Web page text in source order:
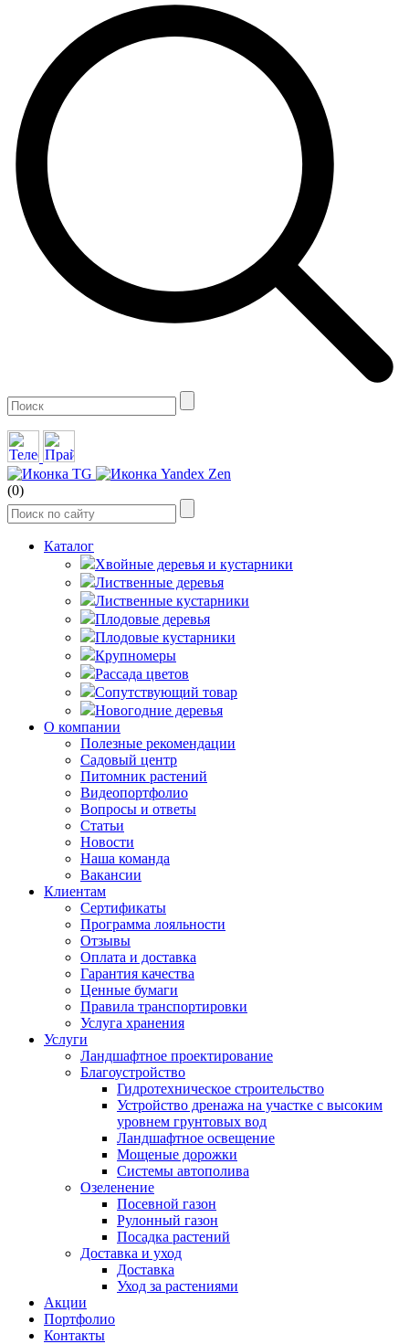
(0)
Каталог
Хвойные деревья и кустарники
Лиственные деревья
Лиственные кустарники
Плодовые деревья
Плодовые кустарники
Крупномеры
Рассада цветов
Сопутствующий товар
Новогодние деревья
О компании
Полезные рекомендации
Садовый центр
Питомник растений
Видеопортфолио
Вопросы и ответы
Статьи
Новости
Наша команда
Вакансии
Клиентам
Сертификаты
Программа лояльности
Отзывы
Оплата и доставка
Гарантия качества
Ценные бумаги
Правила транспортировки
Услуга хранения
Услуги
Ландшафтное проектирование
Благоустройство
Гидротехническое строительство
Устройство дренажа на участке с высоким
уровнем грунтовых вод
Ландшафтное освещение
Мощеные дорожки
Системы автополива
Озеленение
Посевной газон
Рулонный газон
Посадка растений
Доставка и уход
Доставка
Уход за растениями
Акции
Портфолио
Контакты